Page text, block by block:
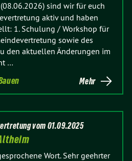
sind wir für euch
aktiv und haben
1. Schulung / Workshop für
sowie des
den aktuellen Änderungen im
…
Mehr
vom 01.09.2025
Wort. Sehr geehrter